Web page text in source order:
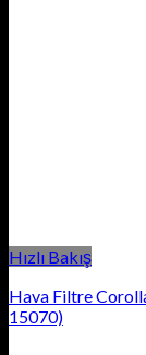
Hızlı Bakış
Hava Filtre
15070)